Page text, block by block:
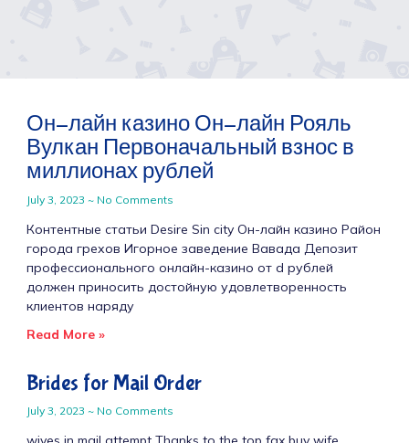
Он-лайн казино Он-лайн Рояль
Вулкан Первоначальный взнос в
миллионах рублей
July 3, 2023 No Comments
Контентные статьи Desire Sin city Он-лайн казино Район
города грехов Игорное заведение Вавада Депозит
профессионального онлайн-казино от d рублей
должен приносить достойную удовлетворенность
клиентов наряду
Read More »
Brides for Mail Order
July 3, 2023 No Comments